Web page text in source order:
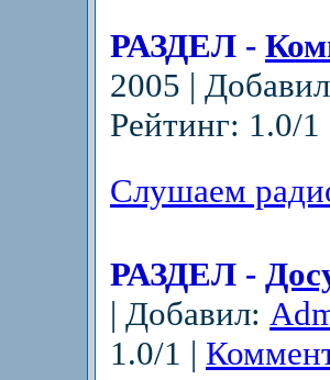
РАЗДЕЛ -
2005 |
Рейтинг: 1.0/
Слушаем
РАЗДЕЛ -
| Добавил:
1.0/1 |